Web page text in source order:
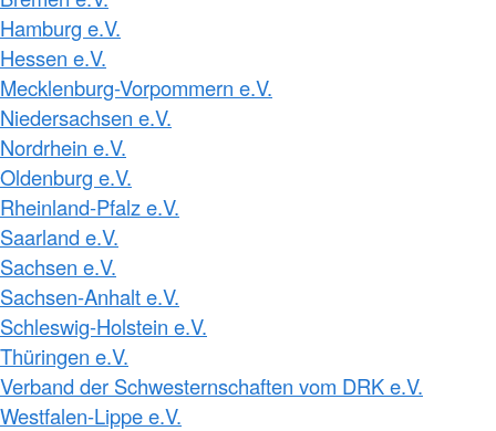
Hamburg e.V.
Hessen e.V.
Mecklenburg-Vorpommern e.V.
Niedersachsen e.V.
Nordrhein e.V.
Oldenburg e.V.
Rheinland-Pfalz e.V.
Saarland e.V.
Sachsen e.V.
Sachsen-Anhalt e.V.
Schleswig-Holstein e.V.
Thüringen e.V.
Verband der Schwesternschaften vom DRK e.V.
Westfalen-Lippe e.V.